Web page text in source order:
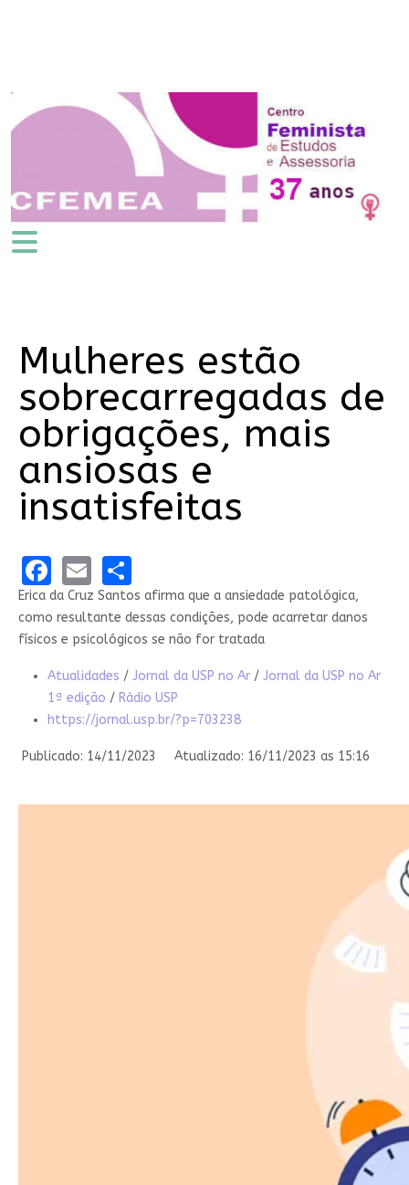
Mulheres estão
sobrecarregadas de
obrigações, mais
ansiosas e
insatisfeitas
Facebook
EmailShare
Erica da Cruz Santos afirma que a ansiedade patológica,
como resultante dessas condições, pode acarretar danos
físicos e psicológicos se não for tratada
Atualidades / Jornal da USP no Ar / Jornal da USP no Ar
1ª edição / Rádio USP
https://jornal.usp.br/?p=703238
Publicado: 14/11/2023 Atualizado: 16/11/2023 as 15:16